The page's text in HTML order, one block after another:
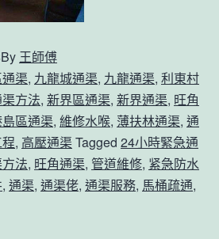
By 王師傅
渠, 九龍城通渠, 九龍通渠, 利東村
方法, 新界區通渠, 新界通渠, 旺角
區通渠, 維修水喉, 薄扶林通渠, 通
, 高壓通渠 Tagged 24小時緊急通
法, 旺角通渠, 管道維修, 紧急防水
, 通渠, 通渠佬, 通渠服務, 馬桶疏通,